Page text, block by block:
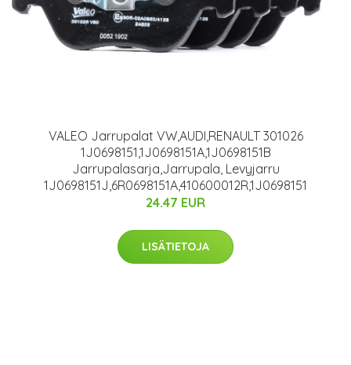
VALEO Jarrupalat VW,AUDI,RENAULT 301026
1J0698151,1J0698151A,1J0698151B
Jarrupalasarja,Jarrupala, Levyjarru
1J0698151J,6R0698151A,410600012R,1J0698151
24.47 EUR
LISÄTIETOJA